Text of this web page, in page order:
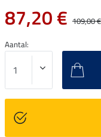
87,20 € 109,00 €
Aantal: